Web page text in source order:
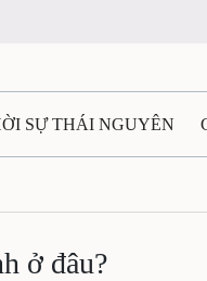
SỰ THÁI NGUYÊN
QUỐC TẾ
ở đâu?